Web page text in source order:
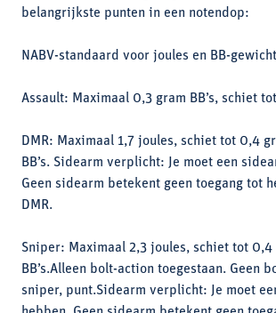
belangrijkste punten in een notendop:
NABV-standaard voor joules en BB-
Assault: Maximaal 0,3 gram BB’s, schiet
DMR: Maximaal 1,7 joules, schiet tot 0,4
BB’s. Sidearm verplicht: Je moet een
Geen sidearm betekent geen toegang tot
DMR.
Sniper: Maximaal 2,3 joules, schiet tot 0,4
BB’s.Alleen bolt-action toegestaan. Geen
sniper, punt.Sidearm verplicht: Je moet